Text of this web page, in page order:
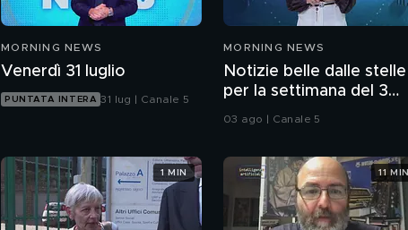
MORNING NEWS
Venerdì 31 luglio
PUNTATA INTERA 31 lug | Canale 5
MORNING NEWS
Notizie belle dalle stelle
per la settimana del 3
agosto
03 ago | Canale 5
1 MIN 11 MIN